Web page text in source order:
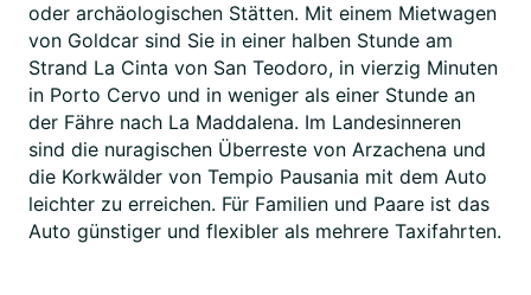
oder archäologischen Stätten. Mit einem Mietwagen
von Goldcar sind Sie in einer halben Stunde am
Strand La Cinta von San Teodoro, in vierzig Minuten
in Porto Cervo und in weniger als einer Stunde an
der Fähre nach La Maddalena. Im Landesinneren
sind die nuragischen Überreste von Arzachena und
die Korkwälder von Tempio Pausania mit dem Auto
leichter zu erreichen. Für Familien und Paare ist das
Auto günstiger und flexibler als mehrere Taxifahrten.